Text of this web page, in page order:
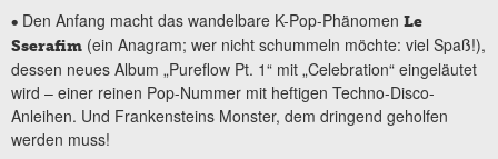
• Den Anfang macht das wandelbare K-Pop-Phänomen Le
Sserafim (ein Anagram; wer nicht schummeln möchte: viel Spaß!),
dessen neues Album „Pureflow Pt. 1“ mit „Celebration“ eingeläutet
wird – einer reinen Pop-Nummer mit heftigen Techno-Disco-
Anleihen. Und Frankensteins Monster, dem dringend geholfen
werden muss!